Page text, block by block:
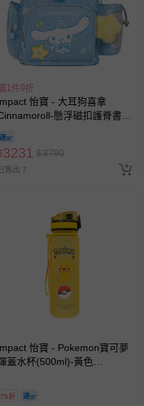
身衣物、泳裝、襪子、地
巾與背巾、包屁衣、學習
、擠乳器、哺乳衣、托腹
貼上「不可拆封」，或具警
。
務。
退換貨 & 退款問題
灣本島。如您位於離島地
品需加收離島運費。廠商
遠地區、樓層親送等加價
是否完好，若商品遇瑕疵
1件9折
怡寶 - 大耳狗喜拿
懸浮磁扣護脊書
120-140cm以上適用 | 精選好
兩件組（午餐袋、三角筆
）
3231 $3790
售出 7
怡寶 - Pokemon寶可夢
蓋水杯(500ml)-黃色
75折